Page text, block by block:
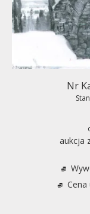
Nr
aukcja
Cena